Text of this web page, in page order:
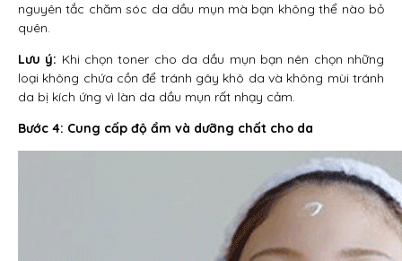
nguyên tắc chăm sóc da dầu mụn mà bạn không thể nào bỏ
quên.
Lưu ý: Khi chọn toner cho da dầu mụn bạn nên chọn những
loại không chứa cồn để tránh gây khô da và không mùi tránh
da bị kích ứng vì làn da dầu mụn rất nhạy cảm.
Bước 4: Cung cấp độ ẩm và dưỡng chất cho da